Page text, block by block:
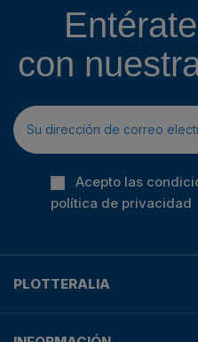
con
Acepto las
política de privacidad
PLOTTERALIA